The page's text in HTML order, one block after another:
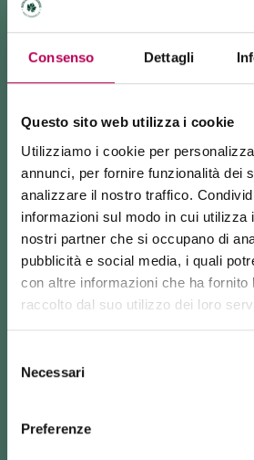
Consenso Dettagli
Questo sito web utilizza i cookie
Utilizziamo i cookie per
annunci, per fornire funzionalità dei
analizzare il nostro traffico.
informazioni sul modo in cui utilizza
nostri partner che si occupano di
pubblicità e social media, i quali
con altre informazioni che ha fornito
raccolto dal suo utilizzo dei loro
delNecessari
Preferenze
24 luglio 2026
FUNIVIA MONTE DI MEZZOCORONA
La funivia del Monte di Mezzocorona
tramite: sentiero SAT500, Strada
Burrone Giovanelli.
l’ospitalità ha un volto autentico.
Scegliete il soggiorno che fa per
inviando una
richiesta di
alle strutture, senza alcun
TI POTREBBE